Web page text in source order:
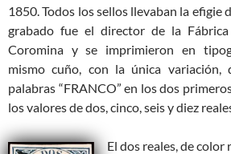
1850. Todos los sellos llevaban la efigie
grabado fue el director de la
Coromina y se imprimieron en
mismo cuño, con la única
palabras “FRANCO” en los dos
los valores de dos, cinco, seis y diez
El dos reales, de